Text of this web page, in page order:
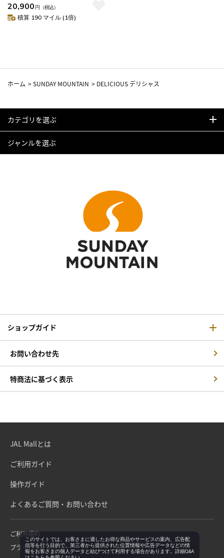
20,900 円 （税込）
積算 190 マイル (1倍)
ホーム >SUNDAY MOUNTAIN > DELICIOUS デリシャス
カテゴリを選ぶ
ジャンルを選ぶ
ショップガイド
お問い合わせ先
特商法に基づく表示
JAL Mallとは
ご利用ガイド
操作ガイド
よくあるご質問・お問い合わせ
ご利用規約
プライバシーポリシー
このサイトでは、お客さまに適したお得な商品やサービスの案内、広告配
信等を行う目的で、第三者から提供された位置情報や広告データなどの情
報をお客さまの個人データと結びつけて利用する場合があります。詳細Q&A